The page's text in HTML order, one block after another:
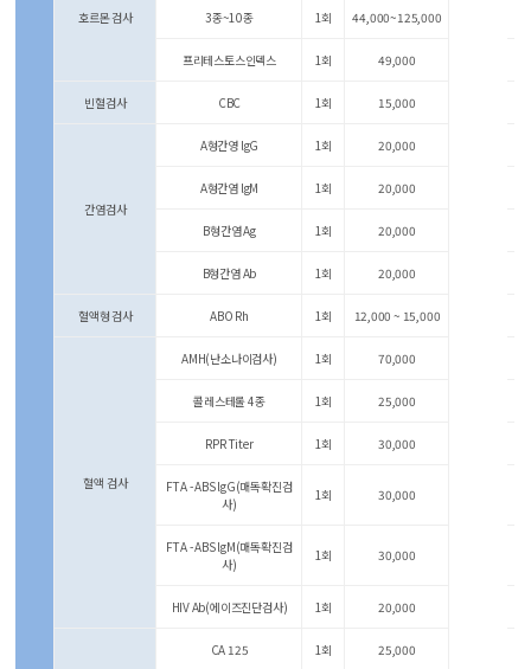
호르몬 검사 3종~10종 1회 44,000~125,000
프리테스토스인덱스 1회 49,000
빈혈검사 CBC 1회 15,000
간염검사
A형간영 lgG 1회 20,000
A형간염 lgM 1회 20,000
B형간염 Ag 1회 20,000
B형간염 Ab 1회 20,000
혈액형 검사 ABO Rh 1회 12,000 ~ 15,000
혈액 검사
AMH(난소나이검사) 1회 70,000
콜레스테롤 4종 1회 25,000
RPR Titer 1회 30,000
FTA - ABS lgG(매독확진검
사)
1회 30,000
FTA - ABS lgM(매독확진검
사)
1회 30,000
HIV Ab(에이즈진단검사) 1회 20,000
CA 125 1회 25,000